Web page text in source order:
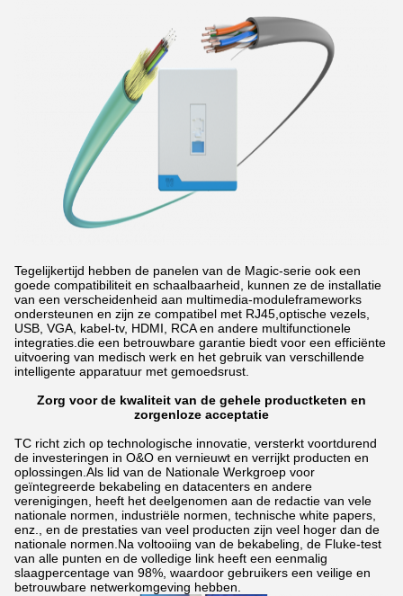
Tegelijkertijd hebben de panelen van de Magic-serie ook een
goede compatibiliteit en schaalbaarheid, kunnen ze de installatie
van een verscheidenheid aan multimedia-moduleframeworks
ondersteunen en zijn ze compatibel met RJ45,optische vezels,
USB, VGA, kabel-tv, HDMI, RCA en andere multifunctionele
integraties.die een betrouwbare garantie biedt voor een efficiënte
uitvoering van medisch werk en het gebruik van verschillende
intelligente apparatuur met gemoedsrust.
Zorg voor de kwaliteit van de gehele productketen en
zorgenloze acceptatie
TC richt zich op technologische innovatie, versterkt voortdurend
de investeringen in O&O en vernieuwt en verrijkt producten en
oplossingen.Als lid van de Nationale Werkgroep voor
geïntegreerde bekabeling en datacenters en andere
verenigingen, heeft het deelgenomen aan de redactie van vele
nationale normen, industriële normen, technische white papers,
enz., en de prestaties van veel producten zijn veel hoger dan de
nationale normen.Na voltooiing van de bekabeling, de Fluke-test
van alle punten en de volledige link heeft een eenmalig
slaagpercentage van 98%, waardoor gebruikers een veilige en
betrouwbare netwerkomgeving hebben.